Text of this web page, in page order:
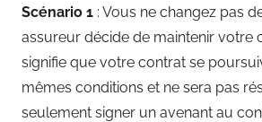
Scénario 1 : Vous ne changez pas
assureur décide de maintenir votre
signifie que votre contrat se
mêmes conditions et ne sera pas
seulement signer un avenant au